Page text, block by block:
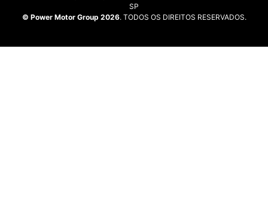
SP
© Power Motor Group 2026. TODOS OS DIREITOS RESERVADOS.